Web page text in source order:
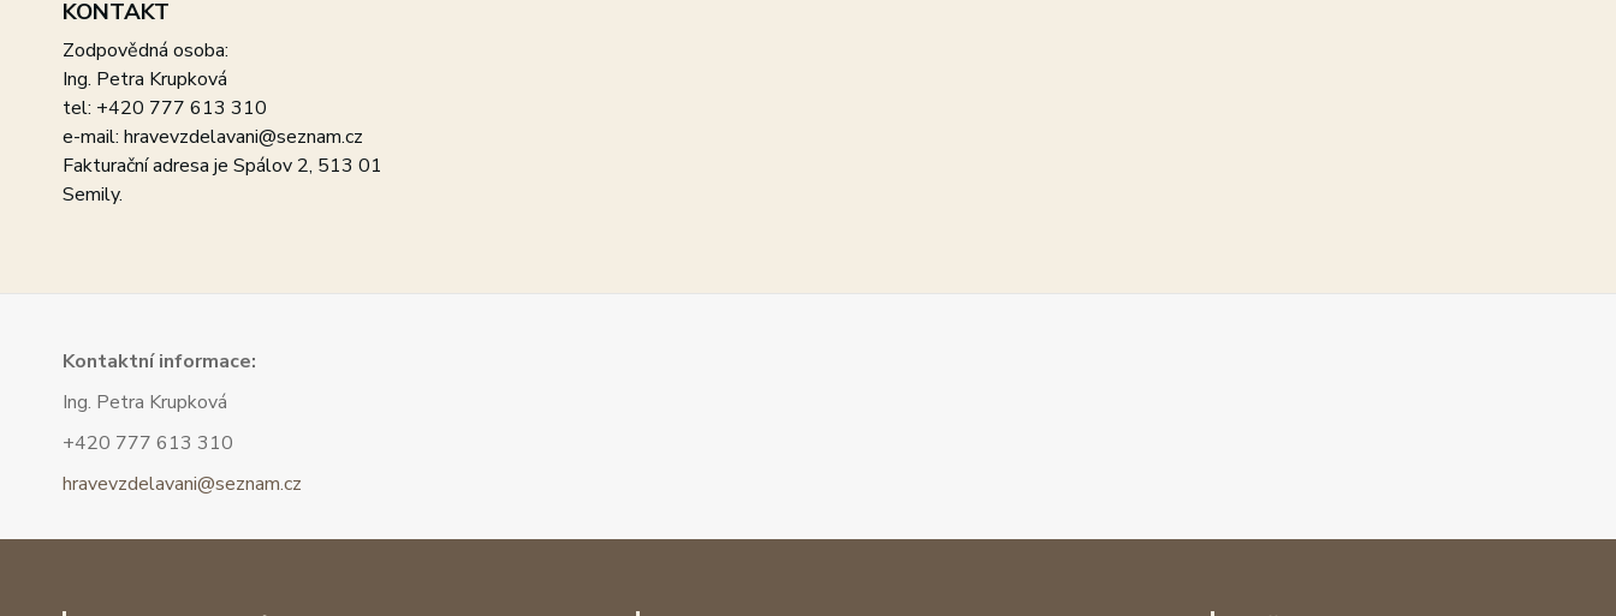
KONTAKT
Zodpovědná osoba:
Ing. Petra Krupková
tel: +420 777 613 310
e-mail: hravevzdelavani@seznam.cz
Fakturační adresa je Spálov 2, 513 01
Semily.
Kontaktní informace:
Ing. Petra Krupková
+420 777 613 310
hravevzdelavani@seznam.cz